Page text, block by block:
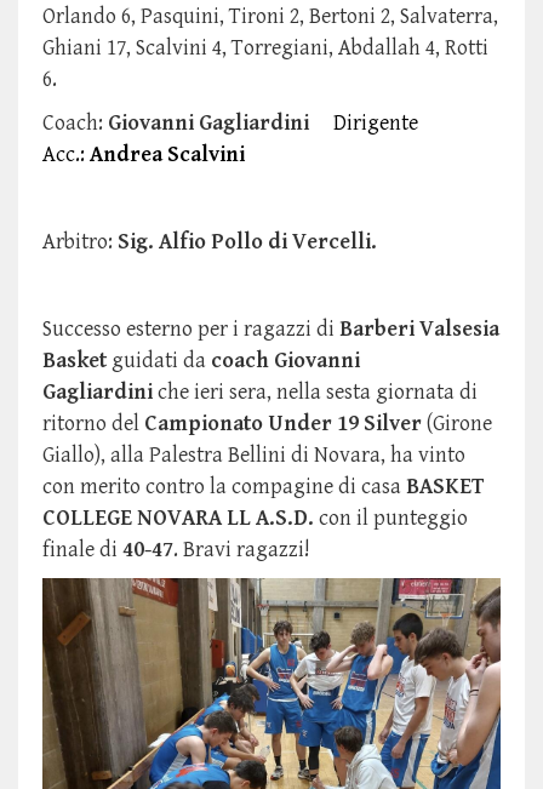
Orlando 6, Pasquini, Tironi 2, Bertoni 2, Salvaterra,
Ghiani 17, Scalvini 4, Torregiani, Abdallah 4, Rotti
6.
Coach: Giovanni Gagliardini Dirigente
Acc.: Andrea Scalvini
Arbitro: Sig. Alfio Pollo di Vercelli.
Successo esterno per i ragazzi di Barberi Valsesia
Basket guidati da coach Giovanni
Gagliardiniche ieri sera, nella sesta giornata di
ritorno del Campionato Under 19 Silver(Girone
Giallo), alla Palestra Bellini di Novara, ha vinto
con merito contro la compagine di casaBASKET
COLLEGE NOVARA LL A.S.D. con il punteggio
finale di 40-47. Bravi ragazzi!